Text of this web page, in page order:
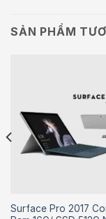
SẢN PHẨM
Surface Pro 2017